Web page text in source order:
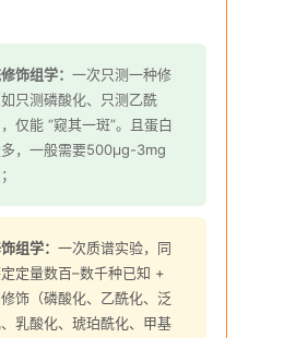
饰组学： 一次只测一种修
只测磷酸化、只测乙酰
仅能 “窥其一斑”。且蛋白
，一般需要500µg-3mg
组学： 一次质谱实验，同
定量数百–数千种已知 +
饰（磷酸化、乙酰化、泛
乳酸化、琥珀酰化、甲基